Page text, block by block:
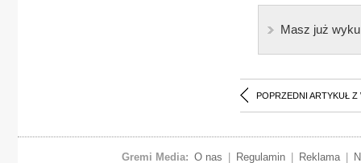
Masz już
POPRZEDNI ARTYKUŁ Z
Gremi Media: O nas Regulamin Reklama